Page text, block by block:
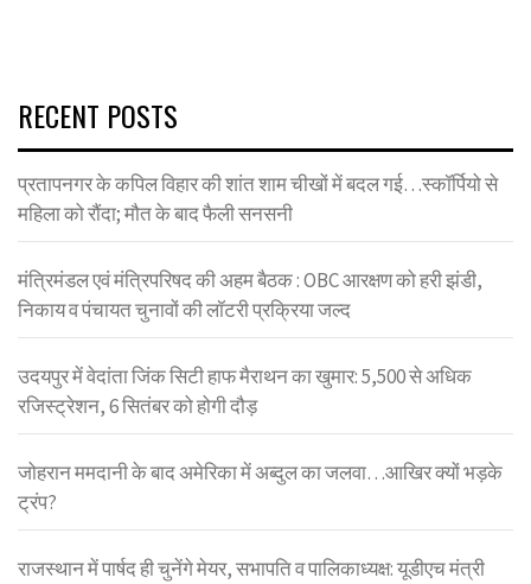
RECENT POSTS
प्रतापनगर के कपिल विहार की शांत शाम चीखों में बदल गई…स्कॉर्पियो से
महिला को रौंदा; मौत के बाद फैली सनसनी
मंत्रिमंडल एवं मंत्रिपरिषद की अहम बैठक : OBC आरक्षण को हरी झंडी,
निकाय व पंचायत चुनावों की लॉटरी प्रक्रिया जल्द
उदयपुर में वेदांता जिंक सिटी हाफ मैराथन का खुमार: 5,500 से अधिक
रजिस्ट्रेशन, 6 सितंबर को होगी दौड़
जोहरान ममदानी के बाद अमेरिका में अब्दुल का जलवा…आखिर क्यों भड़के
ट्रंप?
राजस्थान में पार्षद ही चुनेंगे मेयर, सभापति व पालिकाध्यक्ष: यूडीएच मंत्री